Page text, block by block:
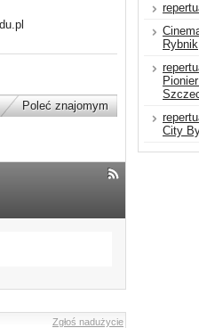
Poleć znajomym
Zgłoś nadużycie
Rybnik
City